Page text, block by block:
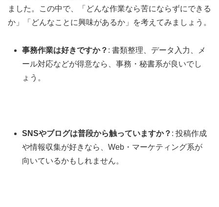
ました。この中で、「どんな作業なら苦にならずにできる
か」「どんなことに興味があるか」を考えてみましょう。
事務作業は好きですか？ : 書類整理、データ入力、メ
ール対応などが得意なら、事務・秘書系が良いでし
ょう。
SNSやブログは普段から触っていますか？ : 投稿作成
や情報収集が好きなら、Web・マーケティング系が
向いているかもしれません。